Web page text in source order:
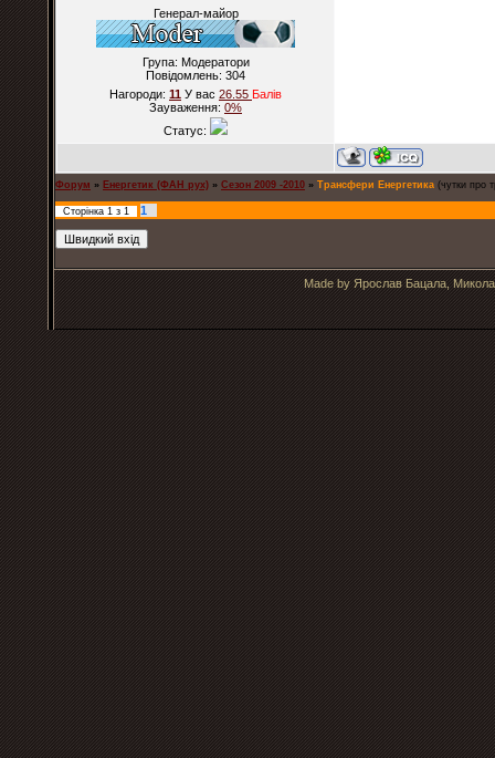
Генерал-майор
Група: Модератори
Повідомлень: 304
Нагороди: 11 У вас 26.55 Балiв
Зауваження: 0%
Статус:
Форум » Енергетик (ФАН рух) » Сезон 2009 -2010 » Трансфери Енергетика (чутки про
Сторінка 1 з 1 1
Made by Ярослав Бацала,